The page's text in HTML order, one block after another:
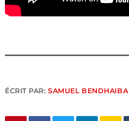
ÉCRIT PAR:SAMUEL BENDHAIBA